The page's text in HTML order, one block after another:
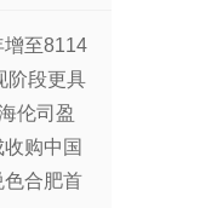
增至8114
阶段更具
伦司盈
购中国
色合肥首